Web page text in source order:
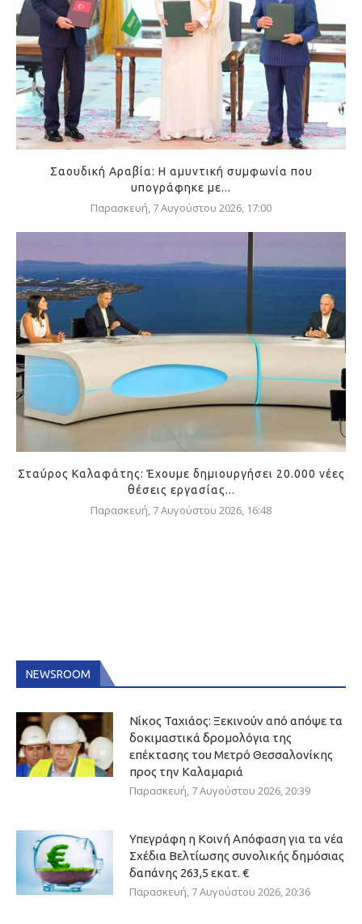
Σαουδική Αραβία: Η αμυντική συμφωνία που
υπογράφηκε με...
Παρασκευή, 7 Αυγούστου 2026, 17:00
Σταύρος Καλαφάτης: Έχουμε δημιουργήσει 20.000 νέες
θέσεις εργασίας...
Παρασκευή, 7 Αυγούστου 2026, 16:48
NEWSROOM
Νίκος Ταχιάος: Ξεκινούν από απόψε τα
δοκιμαστικά δρομολόγια της
επέκτασης του Μετρό Θεσσαλονίκης
προς την Καλαμαριά
Παρασκευή, 7 Αυγούστου 2026, 20:39
Υπεγράφη η Κοινή Απόφαση για τα νέα
Σχέδια Βελτίωσης συνολικής δημόσιας
δαπάνης 263,5 εκατ. €
Παρασκευή, 7 Αυγούστου 2026, 20:36